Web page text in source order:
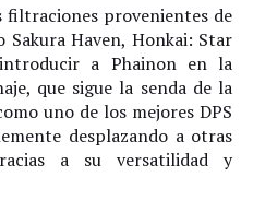
filtraciones provenientes de
Sakura Haven, Honkai: Star
a Phainon en la
que sigue la senda de la
uno de los mejores DPS
desplazando a otras
a su versatilidad y